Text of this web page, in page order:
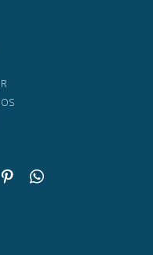
pinterestwhatsapp